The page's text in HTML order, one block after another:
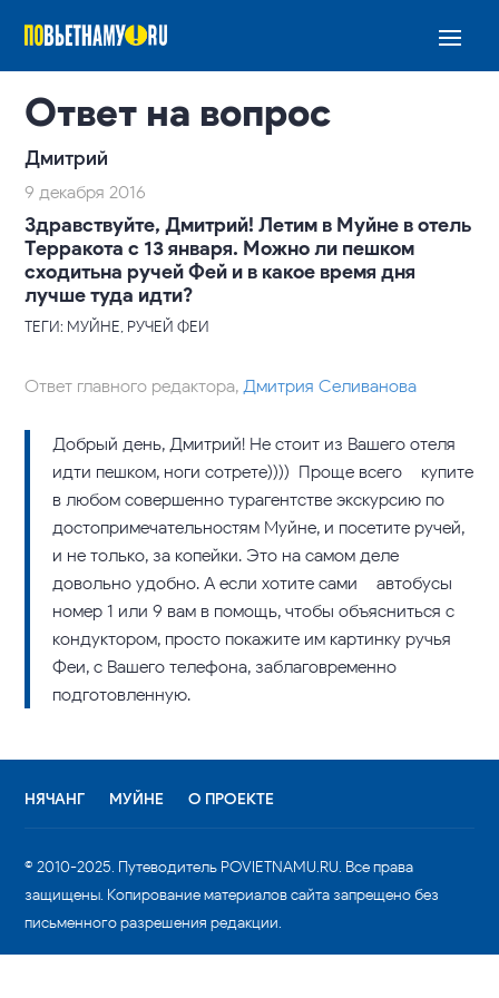
Ответ на вопрос
Дмитрий
9 декабря 2016
Здравствуйте, Дмитрий! Летим в Муйне в отель
Терракота с 13 января. Можно ли пешком
сходитьна ручей Фей и в какое время дня
лучше туда идти?
ТЕГИ: МУЙНЕ, РУЧЕЙ ФЕИ
Ответ главного редактора,Дмитрия Селиванова
Добрый день, Дмитрий! Не стоит из Вашего отеля
идти пешком, ноги сотрете)))) Проще всего – купите
в любом совершенно турагентстве экскурсию по
достопримечательностям Муйне, и посетите ручей,
и не только, за копейки. Это на самом деле
довольно удобно. А если хотите сами – автобусы
номер 1 или 9 вам в помощь, чтобы объясниться с
кондуктором, просто покажите им картинку ручья
Феи, с Вашего телефона, заблаговременно
подготовленную.
НЯЧАНГ МУЙНЕ О ПРОЕКТЕ
© 2010-2025. Путеводитель POVIETNAMU.RU. Все права
защищены. Копирование материалов сайта запрещено без
письменного разрешения редакции.